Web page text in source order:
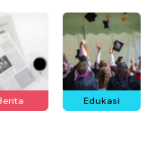
Edukasi